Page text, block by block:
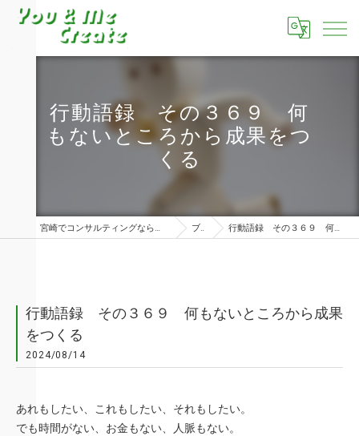
行動語録 その３６９ 何
もないところから成果をつ
くる
宮崎でコンサルティングならユーアンドミークリエイト株式会社 ブログ 行動語録 その３６９ 何もないところから成果をつくる
行動語録 その３６９ 何もないところから成果
をつくる
2024/08/14
あれもしたい、これもしたい、それもしたい。
でも時間がない、お金もない、人脈もない。